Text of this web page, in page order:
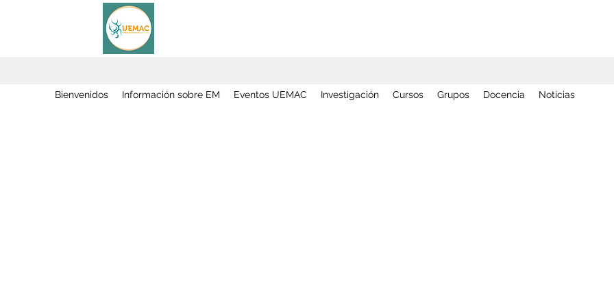
Bienvenidos Información sobre EM Eventos UEMAC Investigación Cursos Grupos Docencia Noticias